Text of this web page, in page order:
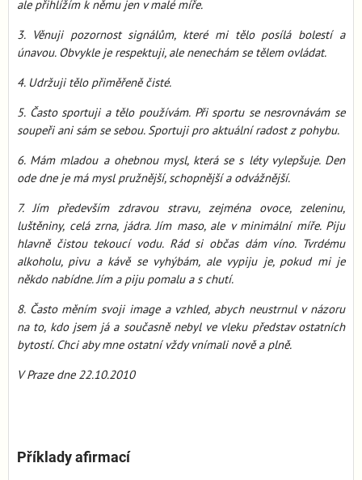
ale přihlížím k němu jen v malé míře.
3. Věnuji pozornost signálům, které mi tělo posílá bolestí a
únavou. Obvykle je respektuji, ale nenechám se tělem ovládat.
4. Udržuji tělo přiměřeně čisté.
5. Často sportuji a tělo používám. Při sportu se nesrovnávám se
soupeři ani sám se sebou. Sportuji pro aktuální radost z pohybu.
6. Mám mladou a ohebnou mysl, která se s léty vylepšuje. Den
ode dne je má mysl pružnější, schopnější a odvážnější.
7. Jím především zdravou stravu, zejména ovoce, zeleninu,
luštěniny, celá zrna, jádra. Jím maso, ale v minimální míře. Piju
hlavně čistou tekoucí vodu. Rád si občas dám víno. Tvrdému
alkoholu, pivu a kávě se vyhýbám, ale vypiju je, pokud mi je
někdo nabídne. Jím a piju pomalu a s chutí.
8. Často měním svoji image a vzhled, abych neustrnul v názoru
na to, kdo jsem já a současně nebyl ve vleku představ ostatních
bytostí. Chci aby mne ostatní vždy vnímali nově a plně.
V Praze dne 22.10.2010
Příklady afirmací